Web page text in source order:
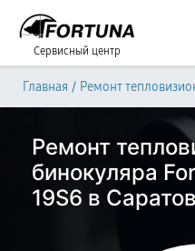
Сервисный центр
Главная / Ремонт
Ремонт
бинокуляра
19S6 в